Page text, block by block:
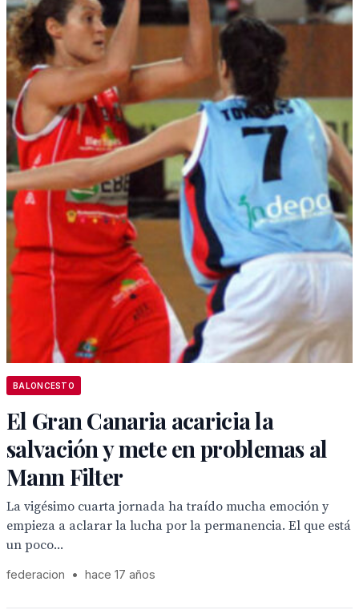
BALONCESTO
El Gran Canaria acaricia la
salvación y mete en problemas al
Mann Filter
La vigésimo cuarta jornada ha traído mucha emoción y
empieza a aclarar la lucha por la permanencia. El que está
un poco...
federacion • hace 17 años